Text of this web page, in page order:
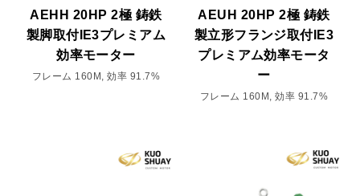
AEHH 20HP 2極 鋳鉄
製脚取付IE3プレミアム
効率モーター
フレーム 160M, 効率 91.7%
AEUH 20HP 2極 鋳鉄
製立形フランジ取付IE3
プレミアム効率モータ
ー
フレーム 160M, 効率 91.7%